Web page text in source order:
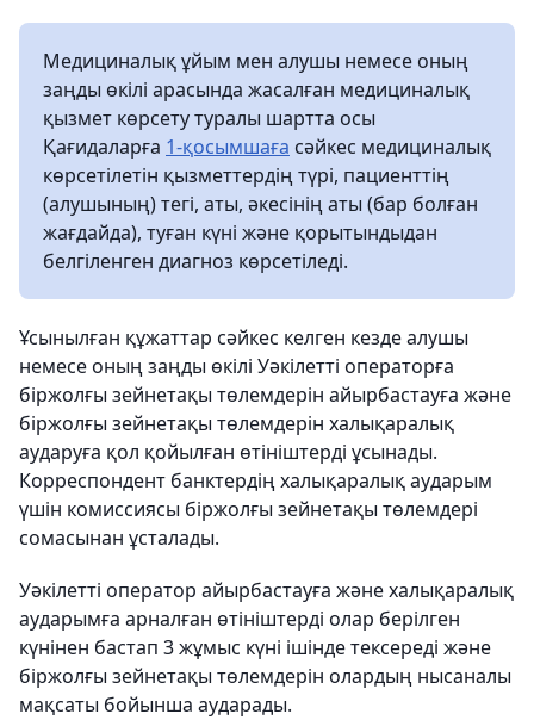
Медициналық ұйым мен алушы немесе оның
заңды өкілі арасында жасалған медициналық
қызмет көрсету туралы шартта осы
Қағидаларға 1-қосымшаға сәйкес медициналық
көрсетілетін қызметтердің түрі, пациенттің
(алушының) тегі, аты, әкесінің аты (бар болған
жағдайда), туған күні және қорытындыдан
белгіленген диагноз көрсетіледі.
Ұсынылған құжаттар сәйкес келген кезде алушы
немесе оның заңды өкілі Уәкілетті операторға
біржолғы зейнетақы төлемдерін айырбастауға және
біржолғы зейнетақы төлемдерін халықаралық
аударуға қол қойылған өтініштерді ұсынады.
Корреспондент банктердің халықаралық аударым
үшін комиссиясы біржолғы зейнетақы төлемдері
сомасынан ұсталады.
Уәкілетті оператор айырбастауға және халықаралық
аударымға арналған өтініштерді олар берілген
күнінен бастап 3 жұмыс күні ішінде тексереді және
біржолғы зейнетақы төлемдерін олардың нысаналы
мақсаты бойынша аударады.